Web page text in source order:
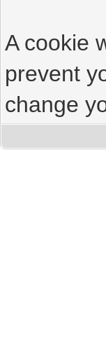
A cookie
prevent
change